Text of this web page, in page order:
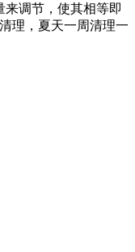
调节，使其相等即
理，夏天一周清理一